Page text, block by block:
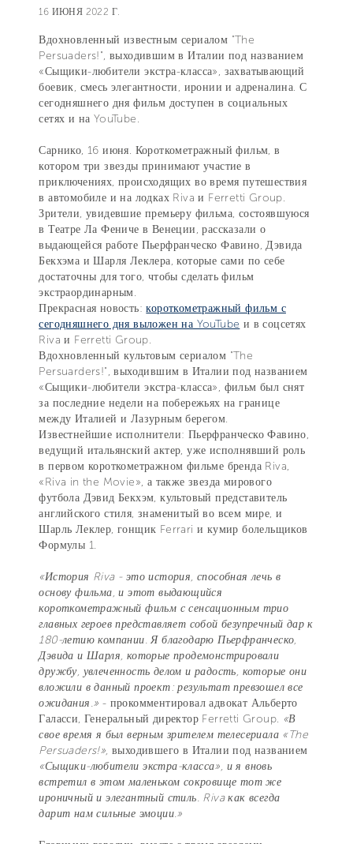
16 ИЮНЯ 2022 Г.
Вдохновленный известным сериалом "The
Persuaders!", выходившим в Италии под названием
«Сыщики-любители экстра-класса», захватывающий
боевик, смесь элегантности, иронии и адреналина. С
сегодняшнего дня фильм доступен в социальных
сетях и на YouTube.
Сарнико, 16 июня. Короткометражный фильм, в
котором три звезды принимают участие в
приключениях, происходящих во время путешествия
в автомобиле и на лодках Riva и Ferretti Group.
Зрители, увидевшие премьеру фильма, состоявшуюся
в Театре Ла Фениче в Венеции, рассказали о
выдающейся работе Пьерфранческо Фавино, Дэвида
Бекхэма и Шарля Леклера, которые сами по себе
достаточны для того, чтобы сделать фильм
экстраординарным.
Прекрасная новость:короткометражный фильм с
сегодняшнего дня выложен на YouTube и в соцсетях
Riva и Ferretti Group.
Вдохновленный культовым сериалом "The
Persuarders!", выходившим в Италии под названием
«Сыщики-любители экстра-класса», фильм был снят
за последние недели на побережьях на границе
между Италией и Лазурным берегом.
Известнейшие исполнители: Пьерфранческо Фавино,
ведущий итальянский актер, уже исполнявший роль
в первом короткометражном фильме бренда Riva,
«Riva in the Movie», а также звезда мирового
футбола Дэвид Бекхэм, культовый представитель
английского стиля, знаменитый во всем мире, и
Шарль Леклер, гонщик Ferrari и кумир болельщиков
Формулы 1.
«История Riva - это история, способная лечь в
основу фильма, и этот выдающийся
короткометражный фильм с сенсационным трио
главных героев представляет собой безупречный дар к
180-летию компании. Я благодарю Пьерфранческо,
Дэвида и Шарля, которые продемонстрировали
дружбу, увлеченность делом и радость, которые они
вложили в данный проект: результат превзошел все
ожидания.» - прокомментировал адвокат Альберто
Галасси, Генеральный директор Ferretti Group. «В
свое время я был верным зрителем телесериала «The
Persuaders!», выходившего в Италии под названием
«Сыщики-любители экстра-класса», и я вновь
встретил в этом маленьком сокровище тот же
ироничный и элегантный стиль. Riva как всегда
дарит нам сильные эмоции.»